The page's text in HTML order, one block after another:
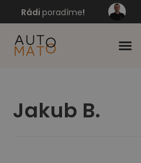
Rádi poradíme!
Jakub B.